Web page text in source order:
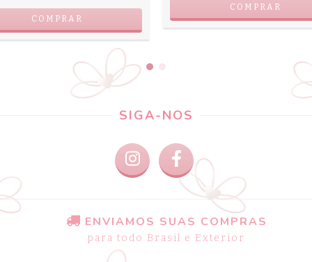
SIGA-NOS
ENVIAMOS SUAS COMPRAS
para todo Brasil e Exterior